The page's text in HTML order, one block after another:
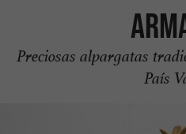
Preciosas alpargatas
País